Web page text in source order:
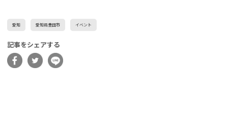
愛知 愛知県豊田市 イベント
記事をシェアする